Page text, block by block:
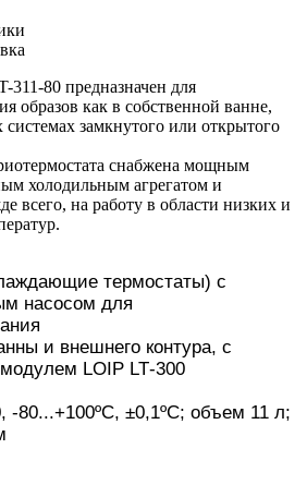
311-80 предназначен для
образов как в собственной ванне,
замкнутого или открытого
снабжена мощным
холодильным агрегатом и
всего, на работу в области низких и
термостаты) с
насосом для
и внешнего контура, с
LOIP LT-300
, -80...+100ºС, ±0,1ºС; объем 11 л;